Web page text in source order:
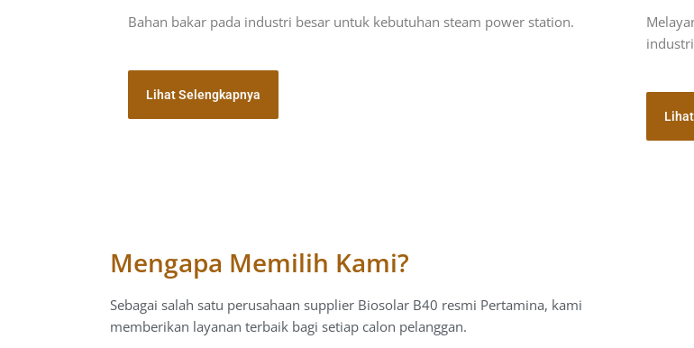
Bahan bakar pada industri besar untuk kebutuhan steam power station.
Lihat Selengkapnya
Mengapa Memilih Kami?
Sebagai salah satu perusahaan supplier Biosolar B40 resmi Pertamina, kami
memberikan layanan terbaik bagi setiap calon pelanggan.